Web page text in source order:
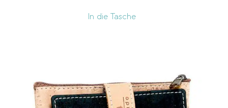
In die Tasche